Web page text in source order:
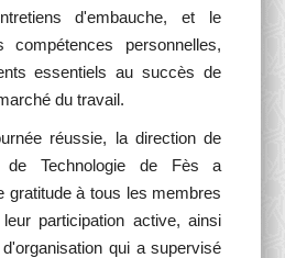
d'embauche, et le
compétences personnelles,
essentiels au succès de
du travail.
réussie, la direction de
de Technologie de Fès a
gratitude à tous les membres
participation active, ainsi
qui a supervisé